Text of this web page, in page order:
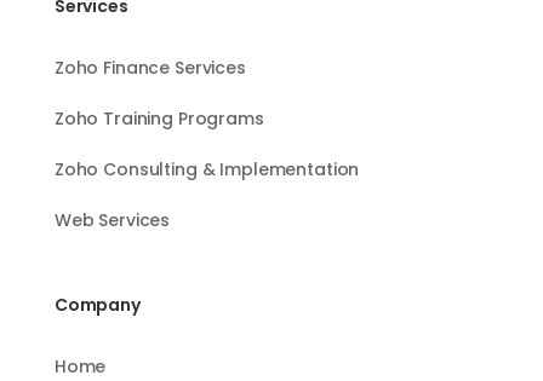
Services
Zoho Finance Services
Zoho Training Programs
Zoho Consulting & Implementation
Web Services
Company
Home